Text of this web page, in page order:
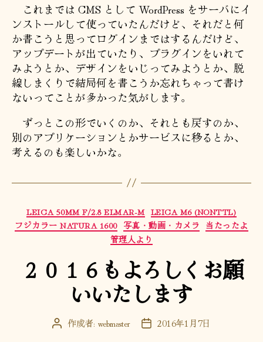
これまでは CMS として WordPress をサーバにイ
ンストールして使っていたんだけど、それだと何
か書こうと思ってログインまではするんだけど、
アップデートが出ていたり、プラグインをいれて
みようとか、デザインをいじってみようとか、脱
線しまくりで結局何を書こうか忘れちゃって書け
ないってことが多かった気がします。
ずっとこの形でいくのか、それとも戻すのか、
別のアプリケーションとかサービスに移るとか、
考えるのも楽しいかな。
カ
テ
ゴ
リ
ー
LEICA 50MM F/2.8 ELMAR-M LEICA M6 (NONTTL)
フジカラー NATURA 1600 写真・動画・カメラ 当たったよ
管理人より
２０１６もよろしくお願
いいたします
投 作成者: webmaster
投 2016年1月7日